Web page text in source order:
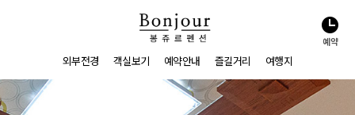
예약
외부전경 객실보기 예약안내 즐길거리 여행지